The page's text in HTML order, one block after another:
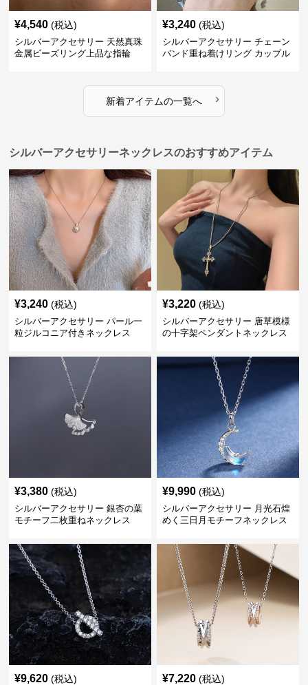
¥4,540 (税込)
シルバーアクセサリー 天然真珠
金属ビーズリング上品な指輪
¥3,240 (税込)
シルバーアクセサリー チェーン
バンド重ね着けリング カップル
新着アイテムの一覧へ ›
シルバーアクセサリーネックレスのおすすめアイテム
¥3,240 (税込)
シルバーアクセサリー パール一
粒ジルコニア付きネックレス
¥3,220 (税込)
シルバーアクセサリー 唐草模様
の十字架ペンダントネックレス
¥3,380 (税込)
シルバーアクセサリー 銀杏の葉
モチーフ二枚重ねネックレス
¥9,990 (税込)
シルバーアクセサリー 月光石煌
めく三日月モチーフネックレス
¥9,620 (税込) ¥7,220 (税込)